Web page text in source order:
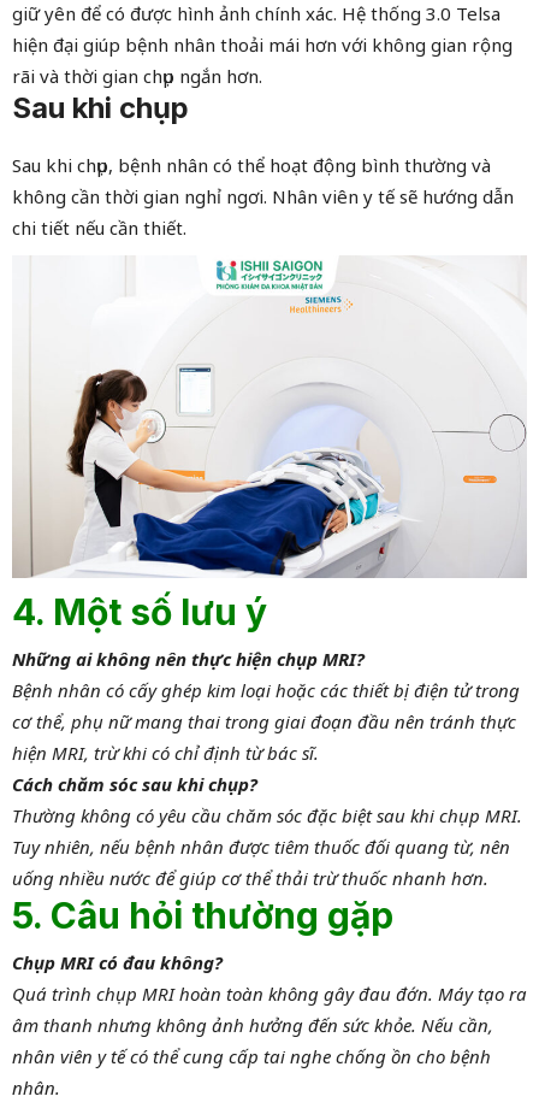
giữ yên để có được hình ảnh chính xác. Hệ thống 3.0 Telsa
hiện đại giúp bệnh nhân thoải mái hơn với không gian rộng
rãi và thời gian chụp ngắn hơn.
Sau khi chụp
Sau khi chụp, bệnh nhân có thể hoạt động bình thường và
không cần thời gian nghỉ ngơi. Nhân viên y tế sẽ hướng dẫn
chi tiết nếu cần thiết.
4. Một số lưu ý
Những ai không nên thực hiện chụp MRI?
Bệnh nhân có cấy ghép kim loại hoặc các thiết bị điện tử trong
cơ thể, phụ nữ mang thai trong giai đoạn đầu nên tránh thực
hiện MRI, trừ khi có chỉ định từ bác sĩ.
Cách chăm sóc sau khi chụp?
Thường không có yêu cầu chăm sóc đặc biệt sau khi chụp MRI.
Tuy nhiên, nếu bệnh nhân được tiêm thuốc đối quang từ, nên
uống nhiều nước để giúp cơ thể thải trừ thuốc nhanh hơn.
5. Câu hỏi thường gặp
Chụp MRI có đau không?
Quá trình chụp MRI hoàn toàn không gây đau đớn. Máy tạo ra
âm thanh nhưng không ảnh hưởng đến sức khỏe. Nếu cần,
nhân viên y tế có thể cung cấp tai nghe chống ồn cho bệnh
nhân.